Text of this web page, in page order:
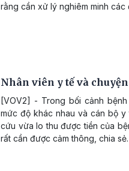
rằng cần xử lý nghiêm minh
Nhân viên y tế và
[VOV2] - Trong bối cảnh
mức độ khác nhau và cán bộ
cứu vừa lo thu được tiền của
rất cần được cảm thông, chia sẻ.